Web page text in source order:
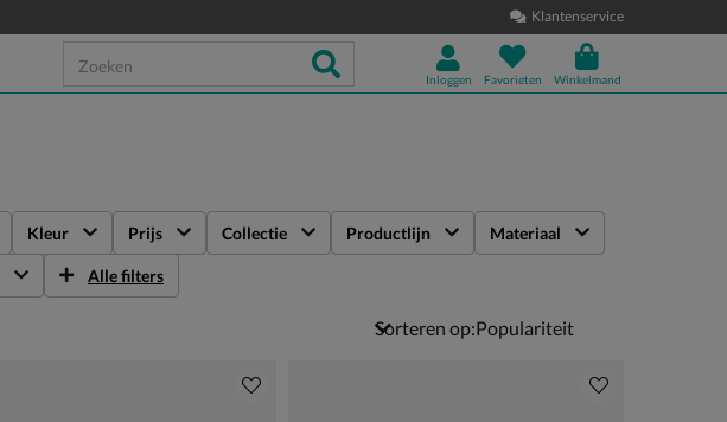
Klantenservice
Inloggen Favorieten Winkelmand
Kleur Prijs Collectie Productlijn Materiaal
Alle filters
Sorteren op: